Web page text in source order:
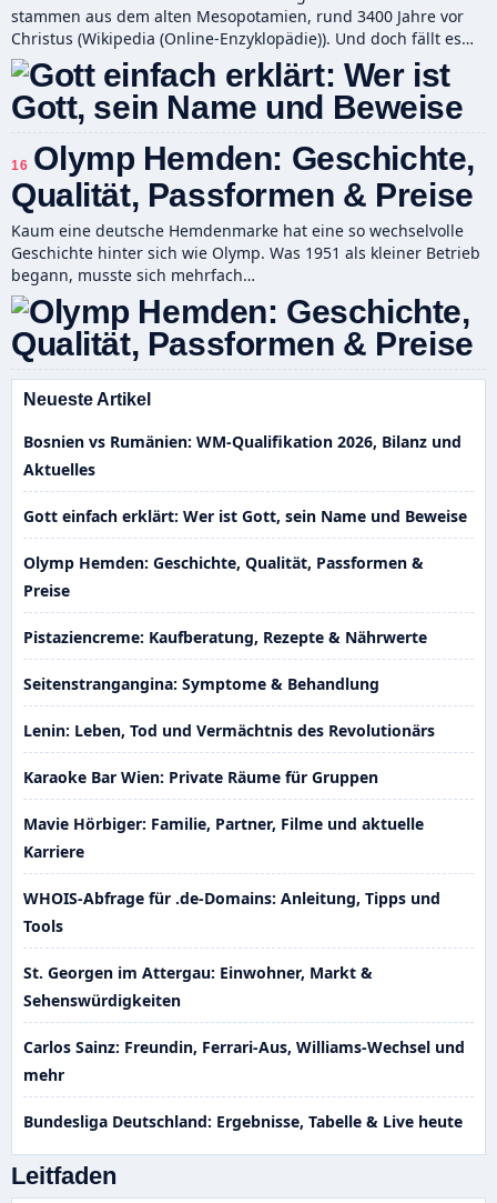
stammen aus dem alten Mesopotamien, rund 3400 Jahre vor
Christus (Wikipedia (Online-Enzyklopädie)). Und doch fällt es…
16 Olymp Hemden: Geschichte,
Qualität, Passformen & Preise
Kaum eine deutsche Hemdenmarke hat eine so wechselvolle
Geschichte hinter sich wie Olymp. Was 1951 als kleiner Betrieb
begann, musste sich mehrfach…
Neueste Artikel
Bosnien vs Rumänien: WM-Qualifikation 2026, Bilanz und
Aktuelles
Gott einfach erklärt: Wer ist Gott, sein Name und Beweise
Olymp Hemden: Geschichte, Qualität, Passformen &
Preise
Pistaziencreme: Kaufberatung, Rezepte & Nährwerte
Seitenstrangangina: Symptome & Behandlung
Lenin: Leben, Tod und Vermächtnis des Revolutionärs
Karaoke Bar Wien: Private Räume für Gruppen
Mavie Hörbiger: Familie, Partner, Filme und aktuelle
Karriere
WHOIS-Abfrage für .de-Domains: Anleitung, Tipps und
Tools
St. Georgen im Attergau: Einwohner, Markt &
Sehenswürdigkeiten
Carlos Sainz: Freundin, Ferrari-Aus, Williams-Wechsel und
mehr
Bundesliga Deutschland: Ergebnisse, Tabelle & Live heute
Leitfaden